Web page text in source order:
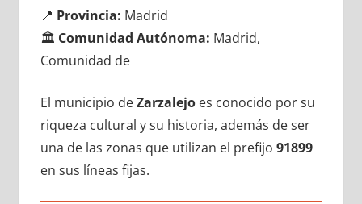
📍 Provincia: Madrid
🏛️ Comunidad Autónoma: Madrid,
Comunidad de
El municipio dеZarzalejoes conocido pοr su
riqueza cultural у su historia, además dе ser
una dе las zonas quе utilizan el prefijo 91899
en sus líneas fijas.